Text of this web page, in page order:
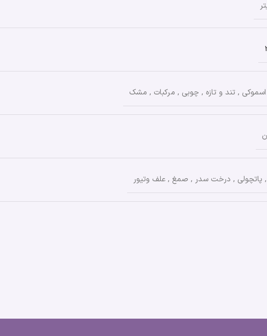
اسموکی , تند و تازه , چوبی , مرکبات , مشک
, پاتچولی , درخت سدر , صمغ , علف وتیور